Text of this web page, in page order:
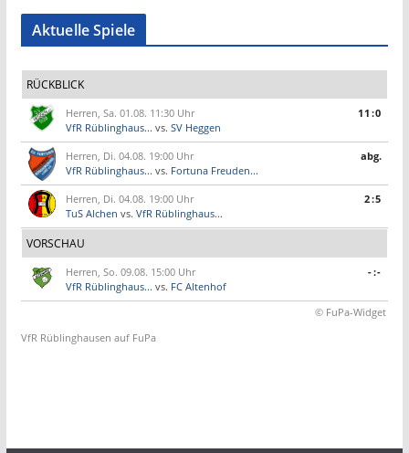
Aktuelle Spiele
RÜCKBLICK
Herren, Sa. 01.08. 11:30 Uhr
VfR Rüblinghaus... vs. SV Heggen
11:0
Herren, Di. 04.08. 19:00 Uhr
VfR Rüblinghaus... vs. Fortuna Freuden...
abg.
Herren, Di. 04.08. 19:00 Uhr
TuS Alchen vs. VfR Rüblinghaus...
2:5
VORSCHAU
Herren, So. 09.08. 15:00 Uhr
VfR Rüblinghaus... vs. FC Altenhof
-:-
© FuPa-Widget
VfR Rüblinghausen auf FuPa